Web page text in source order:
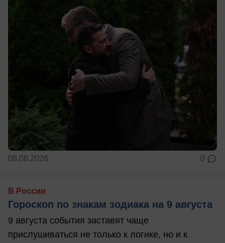
08.08.2026 0
В России
Гороскоп по знакам зодиака на 9 августа
9 августа события заставят чаще
прислушиваться не только к логике, но и к